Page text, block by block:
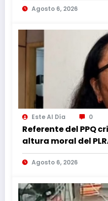
Agosto 6, 2026
Este Al Día 0
Referente del PPQ
altura moral del
corruptos
Agosto 6, 2026